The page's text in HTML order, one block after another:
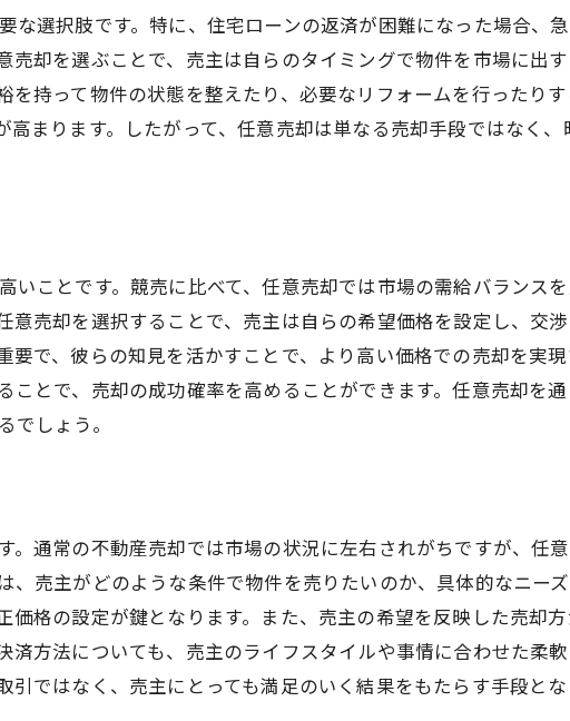
を解消する不動産売却の実践ガイド
のプロセスを徹底解説
不安とその解消法
任意売却を進めるために
選択肢です。特に、住宅ローンの返済が困難になった場合、
却を選ぶことで、売主は自らのタイミングで物件を市場に出
持って物件の状態を整えたり、必要なリフォームを行ったり
まります。したがって、任意売却は単なる売却手段ではなく
ことです。競売に比べて、任意売却では市場の需給バランス
売却を選択することで、売主は自らの希望価格を設定し、交
で、彼らの知見を活かすことで、より高い価格での売却を実
とで、売却の成功確率を高めることができます。任意売却を
しょう。
通常の不動産売却では市場の状況に左右されがちですが、任
売主がどのような条件で物件を売りたいのか、具体的なニー
格の設定が鍵となります。また、売主の希望を反映した売却
方法についても、売主のライフスタイルや事情に合わせた柔
ではなく、売主にとっても満足のいく結果をもたらす手段とな